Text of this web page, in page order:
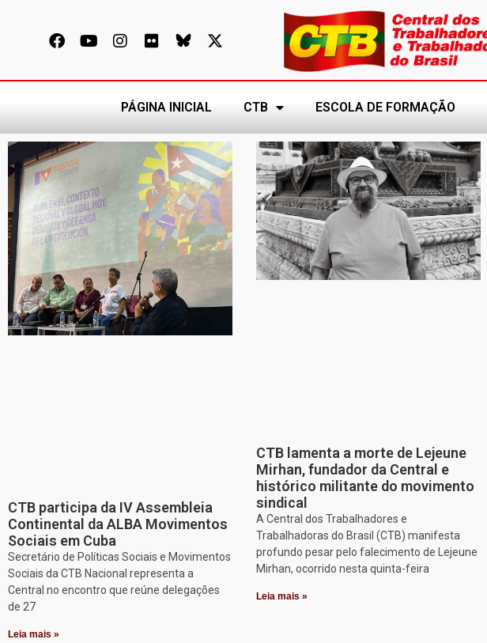
PÁGINA INICIAL CTB ESCOLA DE FORMAÇÃO
CTB participa da IV Assembleia
Continental da ALBA Movimentos
Sociais em Cuba
Secretário de Políticas Sociais e Movimentos
Sociais da CTB Nacional representa a
Central no encontro que reúne delegações
de 27
Leia mais »
CTB lamenta a morte de Lejeune
Mirhan, fundador da Central e
histórico militante do movimento
sindical
A Central dos Trabalhadores e
Trabalhadoras do Brasil (CTB) manifesta
profundo pesar pelo falecimento de Lejeune
Mirhan, ocorrido nesta quinta-feira
Leia mais »